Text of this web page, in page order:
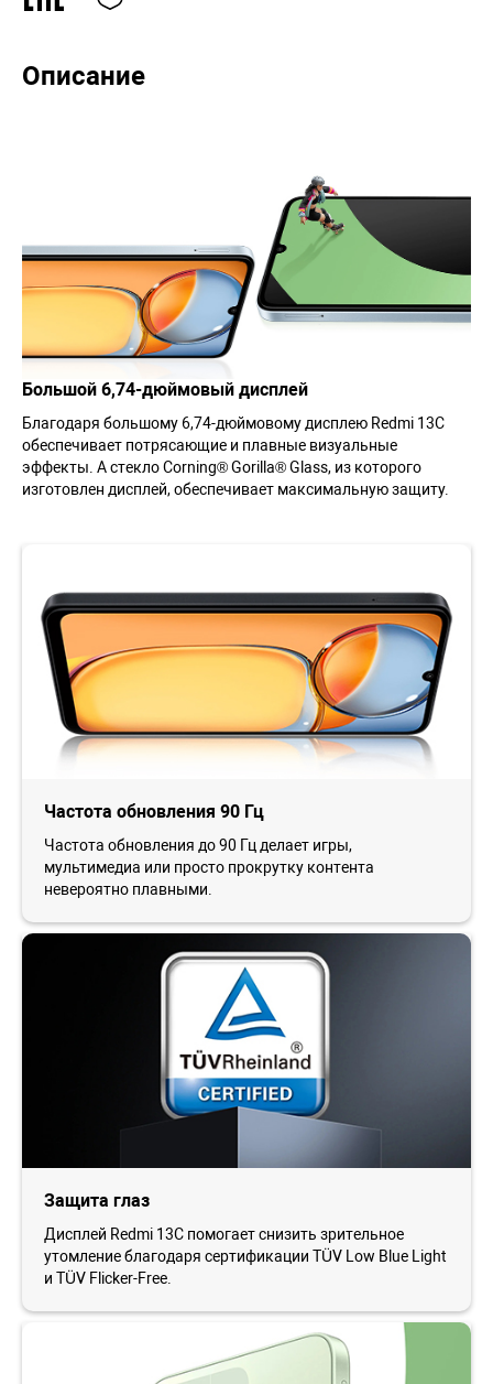
Описание
Большой 6,74-дюймовый дисплей
Благодаря большому 6,74-дюймовому дисплею Redmi 13C
обеспечивает потрясающие и плавные визуальные
эффекты. А стекло Corning® Gorilla® Glass, из которого
изготовлен дисплей, обеспечивает максимальную защиту.
Частота обновления 90 Гц
Частота обновления до 90 Гц делает игры,
мультимедиа или просто прокрутку контента
невероятно плавными.
Защита глаз
Дисплей Redmi 13C помогает снизить зрительное
утомление благодаря сертификации TÜV Low Blue Light
и TÜV Flicker-Free.